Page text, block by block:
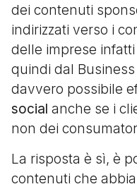
dei contenuti
indirizzati verso i
delle imprese
quindi dal
davvero possibile
social anche se i
non dei
La risposta è sì, è
contenuti che